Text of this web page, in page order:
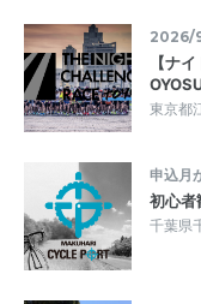
2026/
【ナ
東京都
申込月
初心者
千葉県